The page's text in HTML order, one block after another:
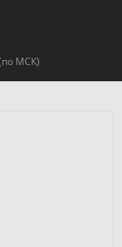
МСК)